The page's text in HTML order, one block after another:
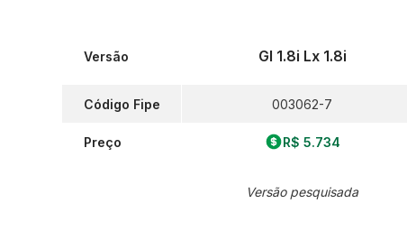
Versão
Código Fipe
Preço
Gl 1.8i Lx 1.8i
003062-7
R$ 5.734
Versão pesquisada